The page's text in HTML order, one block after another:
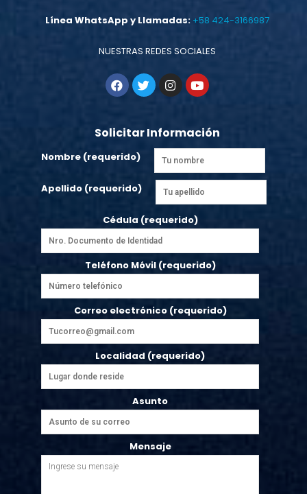
Línea WhatsApp y Llamadas:+58 424-3166987
NUESTRAS REDES SOCIALES
Solicitar Información
Nombre (requerido)
Apellido (requerido)
Cédula (requerido)
Teléfono Móvil (requerido)
Correo electrónico (requerido)
Localidad (requerido)
Asunto
Mensaje